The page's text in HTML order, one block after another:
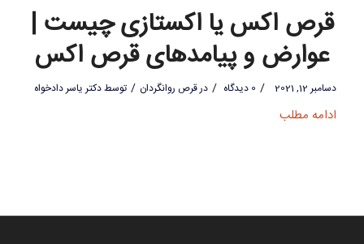
قرص اکس یا اکستازی چیست |
عوارض و پیامدهای قرص اکس
دسامبر 12, 2021 / 0 دیدگاه / درقرص روانگردان / توسطدکتر یاسر دادخواه
ادامه مطلب